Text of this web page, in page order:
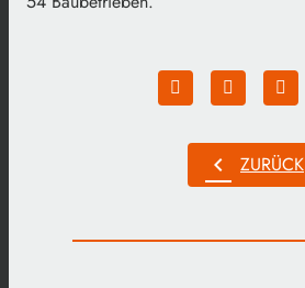
chevron_left ZURÜCK